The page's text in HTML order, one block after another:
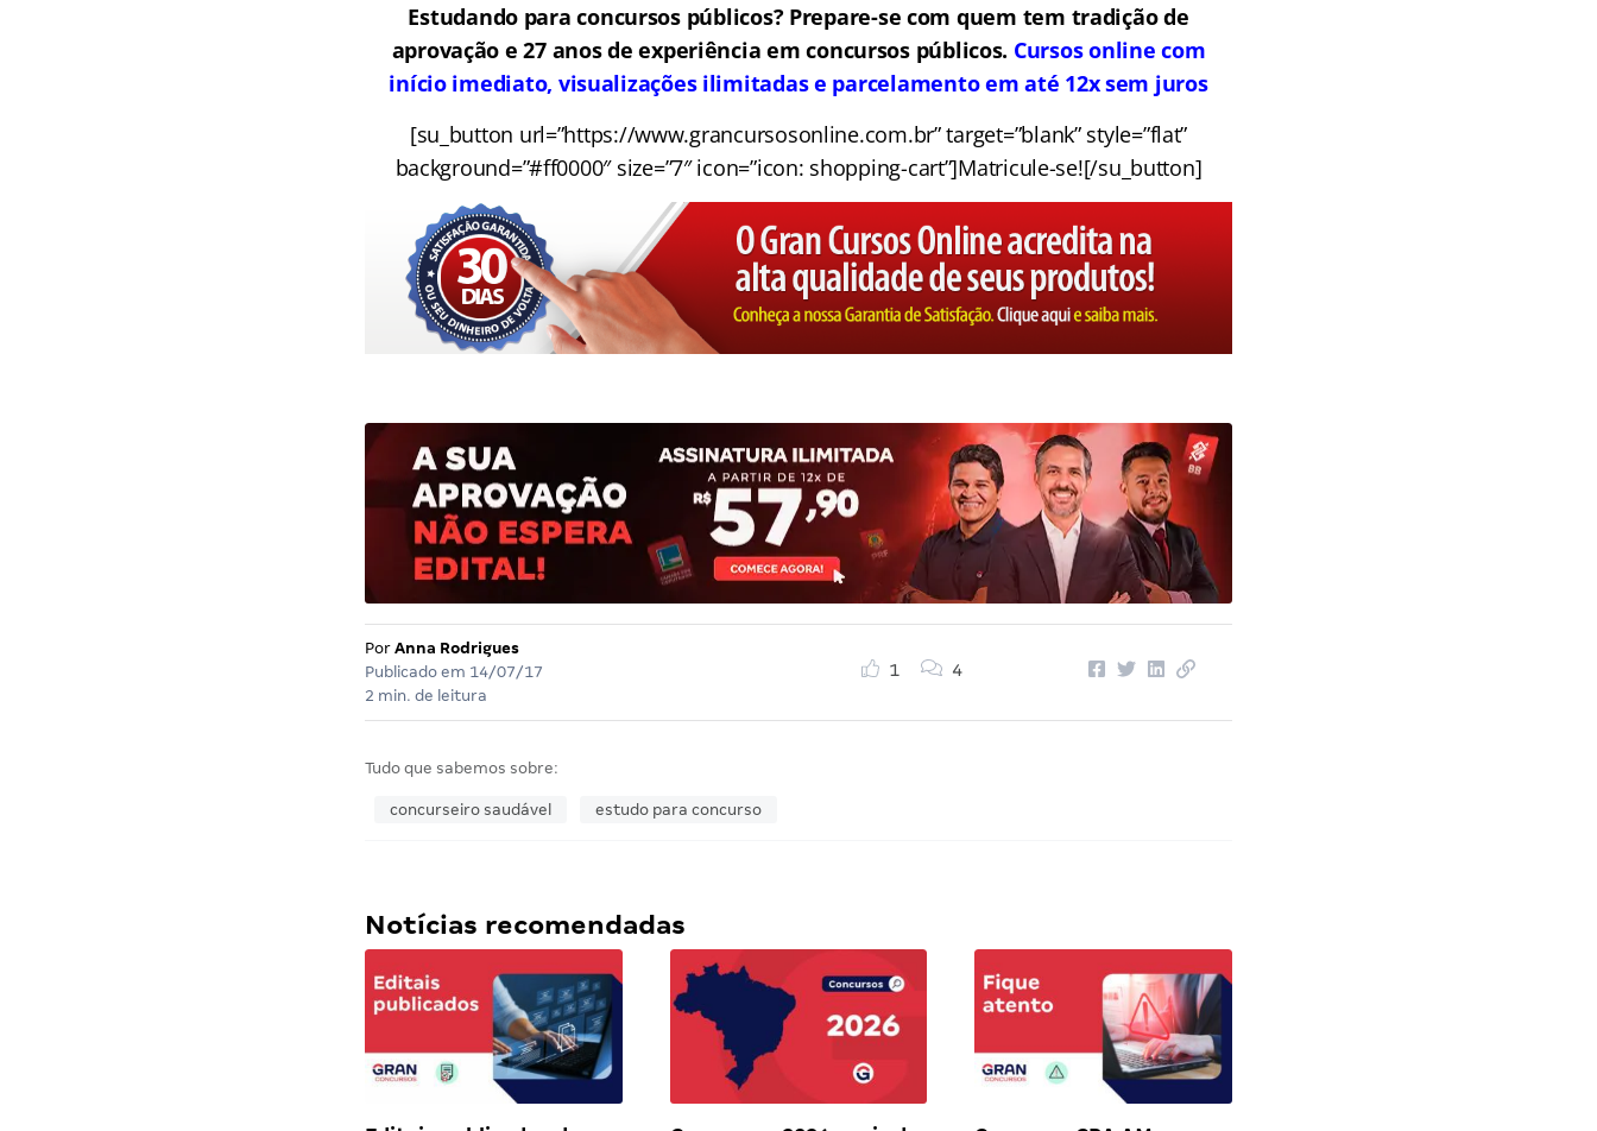
Estudando para concursos públicos? Prepare-se com quem tem tradição de
aprovação e 27 anos de experiência em concursos públicos. Cursos online com
início imediato, visualizações ilimitadas e parcelamento em até 12x sem juros
[su_button url=”https://www.grancursosonline.com.br” target=”blank” style=”flat”
background=”#ff0000″ size=”7″ icon=”icon: shopping-cart”]Matricule-se![/su_button]
Por Anna Rodrigues
Publicado em 14/07/17
2 min. de leitura
1 4
Tudo que sabemos sobre:
concurseiro saudável estudo para concurso
Notícias recomendadas